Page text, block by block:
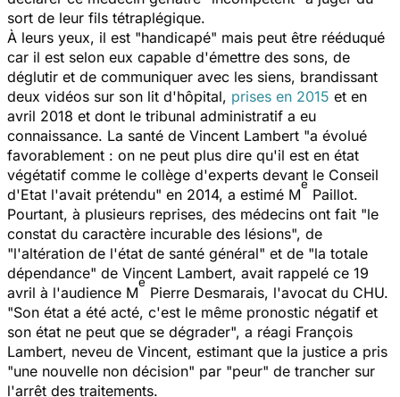
sort de leur fils tétraplégique.
À leurs yeux, il est "handicapé" mais peut être rééduqué
car il est selon eux capable d'émettre des sons, de
déglutir et de communiquer avec les siens, brandissant
deux vidéos sur son lit d'hôpital, prises en 2015 et en
avril 2018 et dont le tribunal administratif a eu
connaissance. La santé de Vincent Lambert "a évolué
favorablement : on ne peut plus dire qu'il est en état
végétatif comme le collège d'experts devant le Conseil
d'Etat l'avait prétendu" en 2014, a estimé M
e
Paillot.
Pourtant, à plusieurs reprises, des médecins ont fait "le
constat du caractère incurable des lésions", de
"l'altération de l'état de santé général" et de "la totale
dépendance" de Vincent Lambert, avait rappelé ce 19
avril à l'audience M
e
Pierre Desmarais, l'avocat du CHU.
"Son état a été acté, c'est le même pronostic négatif et
son état ne peut que se dégrader", a réagi François
Lambert, neveu de Vincent, estimant que la justice a pris
"une nouvelle non décision" par "peur" de trancher sur
l'arrêt des traitements.